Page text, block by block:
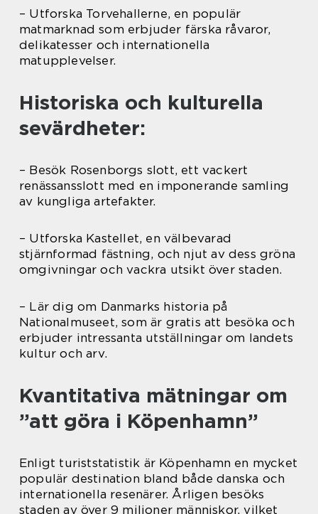
– Utforska Torvehallerne, en populär
matmarknad som erbjuder färska råvaror,
delikatesser och internationella
matupplevelser.
Historiska och kulturella
sevärdheter:
– Besök Rosenborgs slott, ett vackert
renässansslott med en imponerande samling
av kungliga artefakter.
– Utforska Kastellet, en välbevarad
stjärnformad fästning, och njut av dess gröna
omgivningar och vackra utsikt över staden.
– Lär dig om Danmarks historia på
Nationalmuseet, som är gratis att besöka och
erbjuder intressanta utställningar om landets
kultur och arv.
Kvantitativa mätningar om
”att göra i Köpenhamn”
Enligt turiststatistik är Köpenhamn en mycket
populär destination bland både danska och
internationella resenärer. Årligen besöks
staden av över 9 miljoner människor, vilket